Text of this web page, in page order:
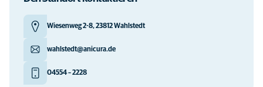
Wiesenweg 2-8, 23812 Wahlstedt
wahlstedt@anicura.de
04554 – 2228